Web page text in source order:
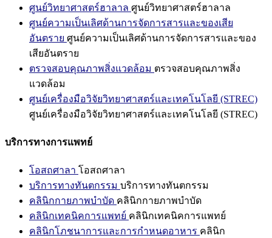
ศูนย์วิทยาศาสตร์ฮาลาล ศูนย์วิทยาศาสตร์ฮาลาล
ศูนย์ความเป็นเลิศด้านการจัดการสารและของเสีย
อันตราย ศูนย์ความเป็นเลิศด้านการจัดการสารและของ
เสียอันตราย
ตรวจสอบคุณภาพสิ่งแวดล้อม ตรวจสอบคุณภาพสิ่ง
แวดล้อม
ศูนย์เครื่องมือวิจัยวิทยาศาสตร์และเทคโนโลยี (STREC)
ศูนย์เครื่องมือวิจัยวิทยาศาสตร์และเทคโนโลยี (STREC)
บริการทางการแพทย์
โอสถศาลา โอสถศาลา
บริการทางทันตกรรม บริการทางทันตกรรม
คลินิกกายภาพบำบัด คลินิกกายภาพบำบัด
คลินิกเทคนิคการแพทย์ คลินิกเทคนิคการแพทย์
คลินิกโภชนาการและการกำหนดอาหาร คลินิก